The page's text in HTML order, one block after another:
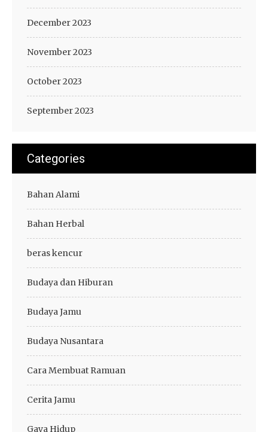
December 2023
November 2023
October 2023
September 2023
Categories
Bahan Alami
Bahan Herbal
beras kencur
Budaya dan Hiburan
Budaya Jamu
Budaya Nusantara
Cara Membuat Ramuan
Cerita Jamu
Gaya Hidup